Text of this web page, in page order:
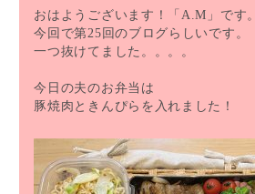
おはようございます！「A.M」です。
今回で第25回のブログらしいです。
一つ抜けてました。。。。
今日の夫のお弁当は
豚焼肉ときんぴらを入れました！